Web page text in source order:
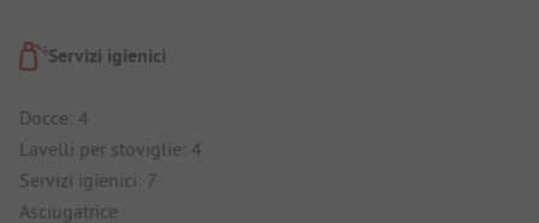
Servizi igienici
Docce: 4
Lavelli per stoviglie: 4
Servizi igienici: 7
Asciugatrice